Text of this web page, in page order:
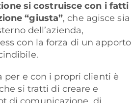
si costruisce con i fatti
“giusta”, che agisce sia
dell’azienda,
con la forza di un apporto
per e con i propri clienti è
si tratti di creare e